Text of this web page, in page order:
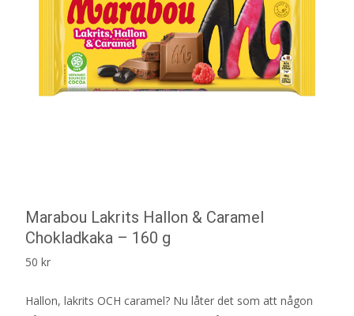
Marabou Lakrits Hallon & Caramel
Chokladkaka – 160 g
50 kr
Hallon, lakrits OCH caramel? Nu låter det som att någon